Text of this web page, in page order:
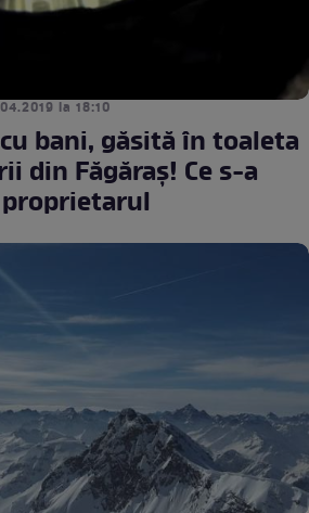
la 18:10
bani, găsită în toaleta
din Făgăraş! Ce s-a